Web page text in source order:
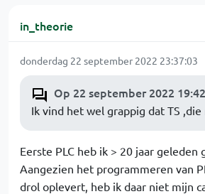
in_theorie
donderdag 22 september 2022 23:37:03
Op 22 september 2022
Ik vind het wel grappig dat TS
Eerste PLC heb ik > 20 jaar geleden
Aangezien het programmeren van
drol oplevert, heb ik daar niet mijn